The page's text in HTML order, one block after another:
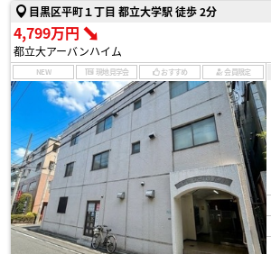
目黒区平町１丁目 都立大学駅 徒歩 2分
4,799万円
都立大アーバンハイム
NEW 現地見学会 おすすめ 会員限定